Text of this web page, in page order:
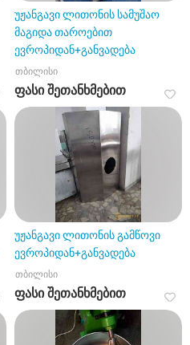
უჟანგავი ლითონის სამუშაო
მაგიდა თაროებით
ევროპიდან+განვადება
თბილისი
ფასი შეთანხმებით
უჟანგავი ლითონის გამწოვი
ევროპიდან+განვადება
თბილისი
ფასი შეთანხმებით